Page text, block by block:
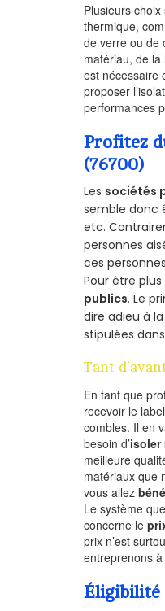
Plusieurs
thermique,
de verre ou de
matériau, de la
est nécessaire
proposer
performances
Profitez
(76700)
Les sociétés
semble donc
etc.
personnes
ces
Pour être plus
publics. Le
dire adieu à
stipulées
Tant
En tant que
recevoir le
combles. Il en
besoin d’isoler
meilleure
matériaux que
vous allez
Le système
concerne le
prix n’est
entreprenons à
Éligibilité